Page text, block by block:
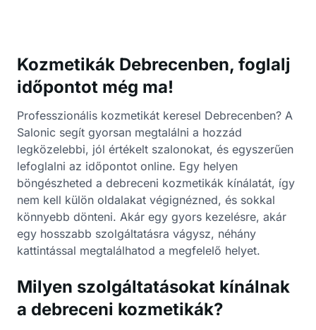
Kozmetikák Debrecenben, foglalj
időpontot még ma!
Professzionális kozmetikát keresel Debrecenben? A
Salonic segít gyorsan megtalálni a hozzád
legközelebbi, jól értékelt szalonokat, és egyszerűen
lefoglalni az időpontot online. Egy helyen
böngészheted a debreceni kozmetikák kínálatát, így
nem kell külön oldalakat végignézned, és sokkal
könnyebb dönteni. Akár egy gyors kezelésre, akár
egy hosszabb szolgáltatásra vágysz, néhány
kattintással megtalálhatod a megfelelő helyet.
Milyen szolgáltatásokat kínálnak
a debreceni kozmetikák?